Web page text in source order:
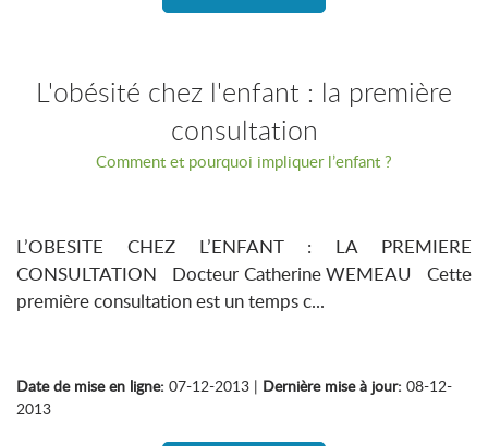
L'obésité chez l'enfant : la première
consultation
Comment et pourquoi impliquer l’enfant ?
L’OBESITE CHEZ L’ENFANT : LA PREMIERE
CONSULTATION Docteur Catherine WEMEAU Cette
première consultation est un temps c...
Date de mise en ligne: 07-12-2013 | Dernière mise à jour: 08-12-
2013